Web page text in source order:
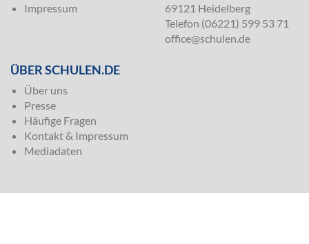
Impressum
69121 Heidelberg
Telefon (06221) 599 53 71
office@schulen.de
ÜBER SCHULEN.DE
Über uns
Presse
Häufige Fragen
Kontakt & Impressum
Mediadaten